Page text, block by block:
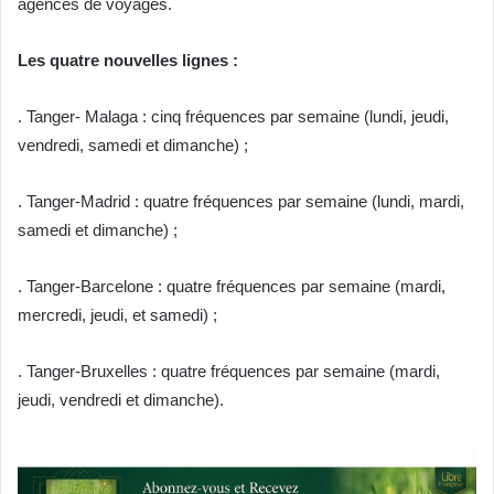
agences de voyages.
Les quatre nouvelles lignes :
. Tanger- Malaga : cinq fréquences par semaine (lundi, jeudi,
vendredi, samedi et dimanche) ;
. Tanger-Madrid : quatre fréquences par semaine (lundi, mardi,
samedi et dimanche) ;
. Tanger-Barcelone : quatre fréquences par semaine (mardi,
mercredi, jeudi, et samedi) ;
. Tanger-Bruxelles : quatre fréquences par semaine (mardi,
jeudi, vendredi et dimanche).